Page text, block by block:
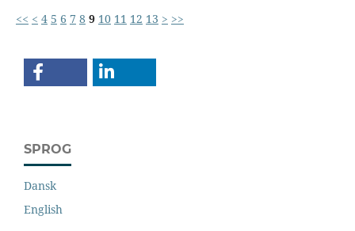
<< < 4 5 6 7 8 9 10 11 12 13 > >>
SPROG
Dansk
English